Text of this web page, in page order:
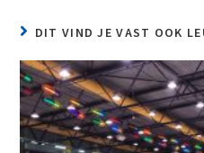
DIT VIND JE VAST OOK